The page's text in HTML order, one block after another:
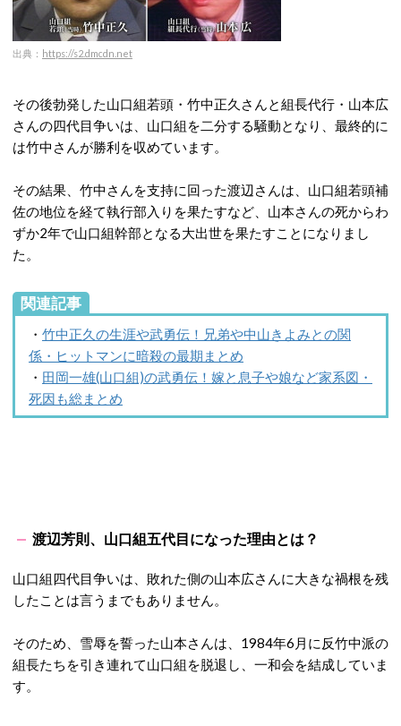
出典： https://s2.dmcdn.net
その後勃発した山口組若頭・竹中正久さんと組長代行・山本広
さんの四代目争いは、山口組を二分する騒動となり、最終的に
は竹中さんが勝利を収めています。
その結果、竹中さんを支持に回った渡辺さんは、山口組若頭補
佐の地位を経て執行部入りを果たすなど、山本さんの死からわ
ずか2年で山口組幹部となる大出世を果たすことになりまし
た。
関連記事
・ 竹中正久の生涯や武勇伝！兄弟や中山きよみとの関
係・ヒットマンに暗殺の最期まとめ
・ 田岡一雄(山口組)の武勇伝！嫁と息子や娘など家系図・
死因も総まとめ
渡辺芳則、山口組五代目になった理由とは？
山口組四代目争いは、敗れた側の山本広さんに大きな禍根を残
したことは言うまでもありません。
そのため、雪辱を誓った山本さんは、1984年6月に反竹中派の
組長たちを引き連れて山口組を脱退し、一和会を結成していま
す。